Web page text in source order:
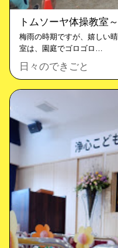
トムソーヤ体操教室～
梅雨の時期ですが、嬉しい
室は、園庭でゴロゴロ…
日々のできごと